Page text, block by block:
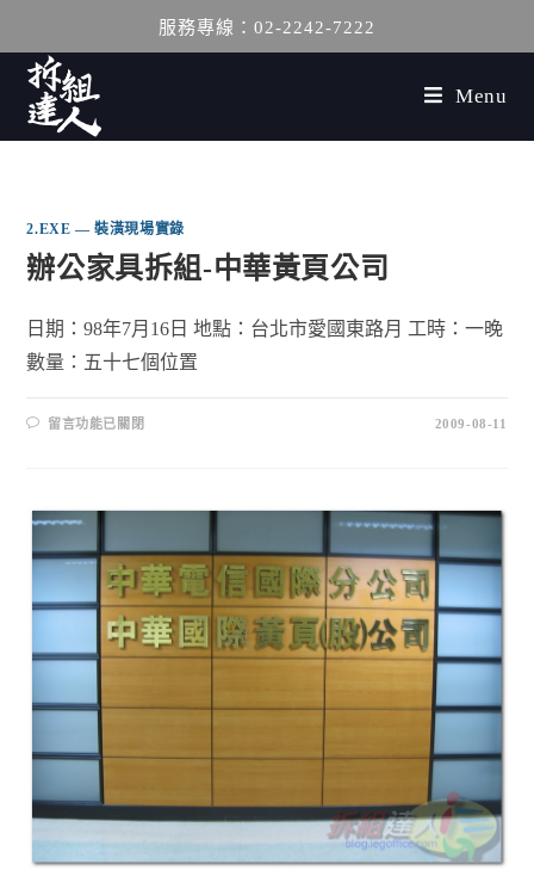
服務專線：02-2242-7222
Menu
2.EXE — 裝潢現場實錄
辦公家具拆組-中華黃頁公司
日期：98年7月16日 地點：台北市愛國東路月 工時：一晚
數量：五十七個位置
留言功能已關閉 2009-08-11